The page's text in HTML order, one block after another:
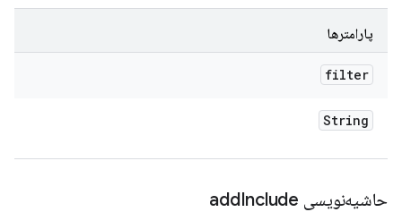
پارامترها
filter
String
حاشیه‌نویسی add Include